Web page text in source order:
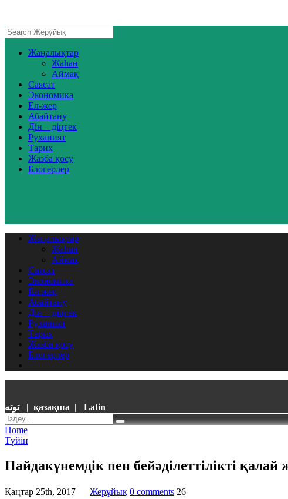
Жаңалықтар
Жаһан
Аймақ
Саясат
Экономика
Ел-жер
Абайтану
Дін – діңгек
Руханият
Тарих
Жазба қосу
Блогерлер
Жаңалықтар
Жаһан
Аймақ
Саясат
Экономика
Ел-жер
Абайтану
Дін – діңгек
Руханият
Тарих
Жазба қосу
Блогерлер
توتە| қазақша | Latin
Home
Түйін
Пайдакүнемдік пен бейәділеттілікті қалай
Қаңтар 25th, 2017 Жерұйық 0 comments 26